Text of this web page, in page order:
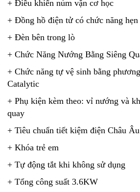
+ Điều khiển núm vặn cơ học
+ Đồng hồ điện tử có chức năng
+ Đèn bên trong lò
+ Chức Năng Nướng Bằng Siêng
+ Chức năng tự vệ sinh bằng
Catalytic
+ Phụ kiện kèm theo: vỉ nướng và
quay
+ Tiêu chuẩn tiết kiệm điện Châu
+ Khóa trẻ em
+ Tự động tắt khi không sử dụng
+ Tổng công suất 3.6KW